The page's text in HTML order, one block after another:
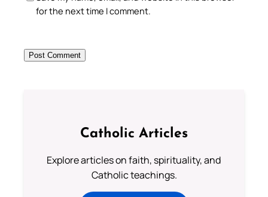
for the next time I comment.
Catholic Articles
Explore articles on faith, spirituality, and
Catholic teachings.